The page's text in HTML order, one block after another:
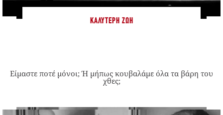
ΚΑΛΎΤΕΡΗ ΖΩΉ
Είμαστε ποτέ μόνοι; Ή μήπως κουβαλάμε όλα τα βάρη του
χθες;